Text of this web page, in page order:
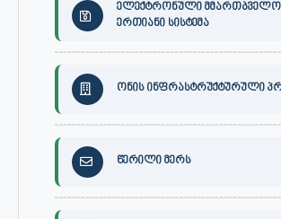
ელექტრონული
ერთიანი სისტემა
ონის ინფრასტრუქტურული
წერილი მერს